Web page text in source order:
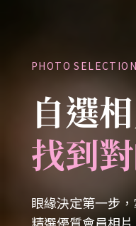
PHOTO
自選
找到
眼緣決定第一步